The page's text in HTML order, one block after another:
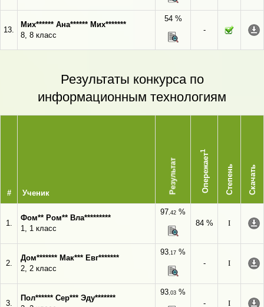
13.
Мих****** Ана****** Мих*******
8, 8 класс
54 %
-
Результаты конкурса по
информационным технологиям
# Ученик Результат Опережает
1
Степень Скачать
1.
Фом** Ром** Вла*********
1, 1 класс
97,42 %
84 %
I
2.
Дом******* Мак*** Евг*******
2, 2 класс
93,17 %
-
I
3.
Пол****** Сер*** Эду*******
93,03 %
-
I